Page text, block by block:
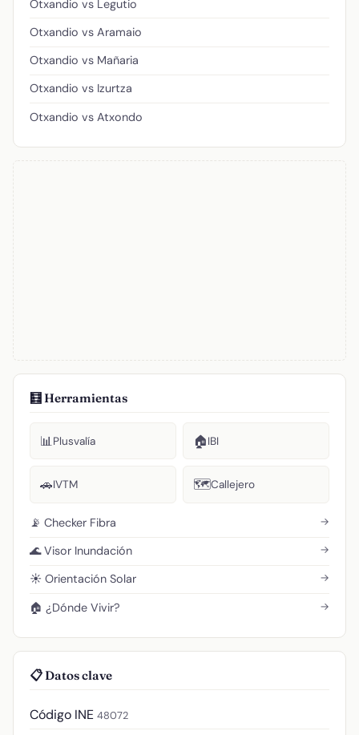
Otxandio vs Legutio
Otxandio vs Aramaio
Otxandio vs Mañaria
Otxandio vs Izurtza
Otxandio vs Atxondo
🧮 Herramientas
📊Plusvalía 🏠IBI
🚗IVTM 🗺️Callejero
📡 Checker Fibra →
🌊 Visor Inundación →
☀️ Orientación Solar →
🏠 ¿Dónde Vivir? →
📋 Datos clave
Código INE 48072